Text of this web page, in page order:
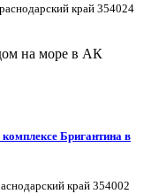
край 354024
на море в АК
Бригантина в
край 354002